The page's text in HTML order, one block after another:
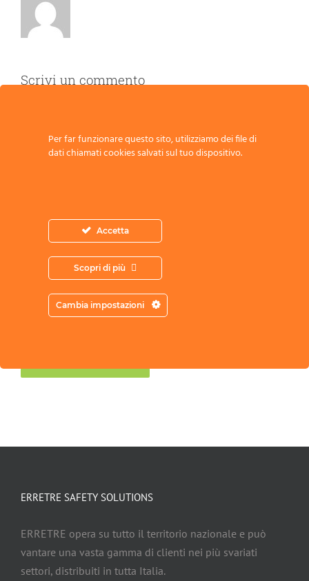
Scrivi un commento
Acconsento all’archiviazione dei miei
ERRETRE SAFETY SOLUTIONS
ERRETRE opera su tutto il territorio nazionale e può
vantare una vasta gamma di clienti nei più svariati
settori, distribuiti in tutta Italia.
Per far funzionare questo sito, utilizziamo dei file di
dati chiamati cookies salvati sul tuo dispositivo.
Accetta
Scopri di più
Cambia impostazioni